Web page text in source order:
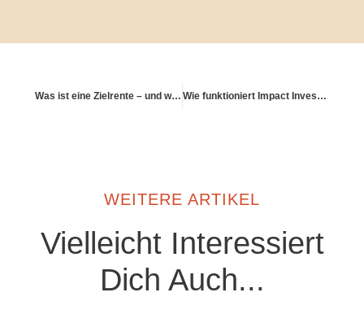
Was ist eine Zielrente – und wie funktioniert sie? Wie funktioniert Impact Investing im Altersvorsorgekontext?
WEITERE ARTIKEL
Vielleicht Interessiert
Dich Auch...